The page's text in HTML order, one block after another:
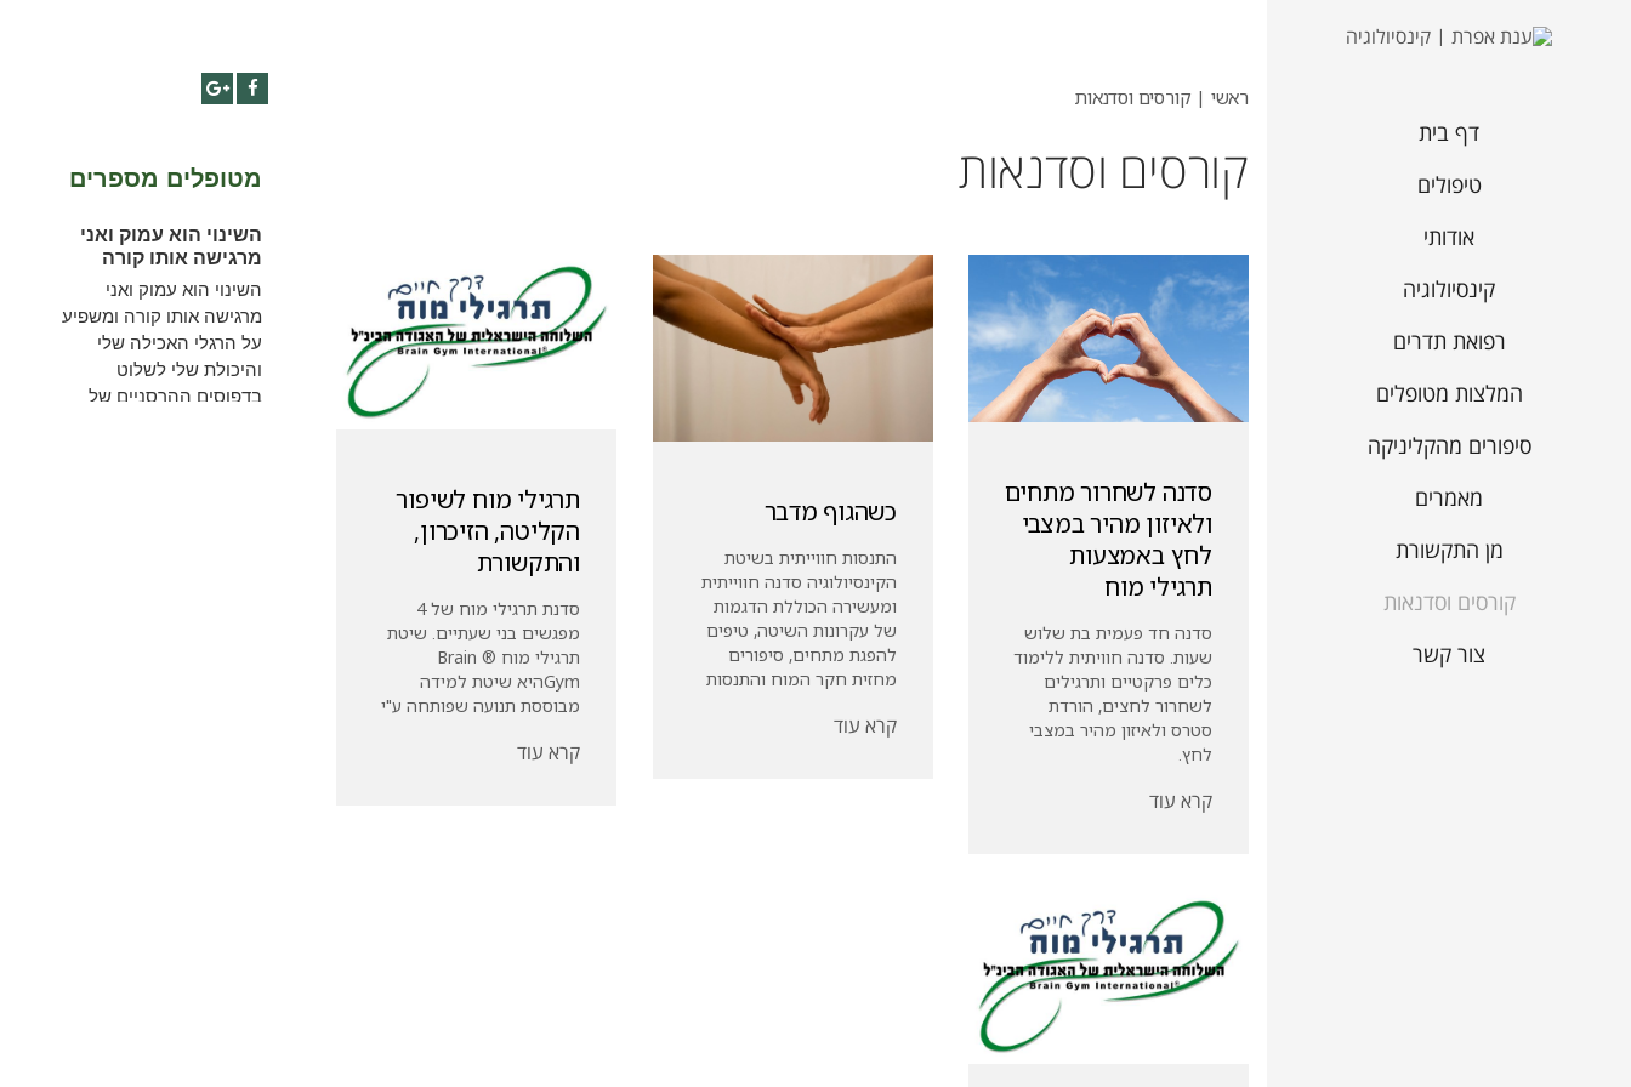
דף בית
טיפולים
אודותי
קינסיולוגיה
רפואת תדרים
המלצות מטופלים
סיפורים מהקליניקה
מאמרים
מן התקשורת
קורסים וסדנאות
צור קשר
ראשי | קורסים וסדנאות
קורסים וסדנאות
סדנה לשחרור מתחים
ולאיזון מהיר במצבי
לחץ באמצעות
תרגילי מוח
סדנה חד פעמית בת שלוש
שעות. סדנה חוויתית ללימוד
כלים פרקטיים ותרגילים
לשחרור לחצים, הורדת
סטרס ולאיזון מהיר במצבי
לחץ.
קרא עוד
כשהגוף מדבר
התנסות חווייתית בשיטת
הקינסיולוגיה סדנה חווייתית
ומעשירה הכוללת הדגמות
של עקרונות השיטה, טיפים
להפגת מתחים, סיפורים
מחזית חקר המוח והתנסות
קרא עוד
תרגילי מוח לשיפור
הקליטה, הזיכרון,
והתקשורת
סדנת תרגילי מוח של 4
מפגשים בני שעתיים. שיטת
תרגילי מוח ® Brain
Gymהיא שיטת למידה
מבוססת תנועה שפותחה ע"י
קרא עוד
מטופלים מספרים
השינוי הוא עמוק ואני
מרגישה אותו קורה
השינוי הוא עמוק ואני
מרגישה אותו קורה ומשפיע
על הרגלי האכילה שלי
והיכולת שלי לשלוט
בדפוסים ההרסניים של